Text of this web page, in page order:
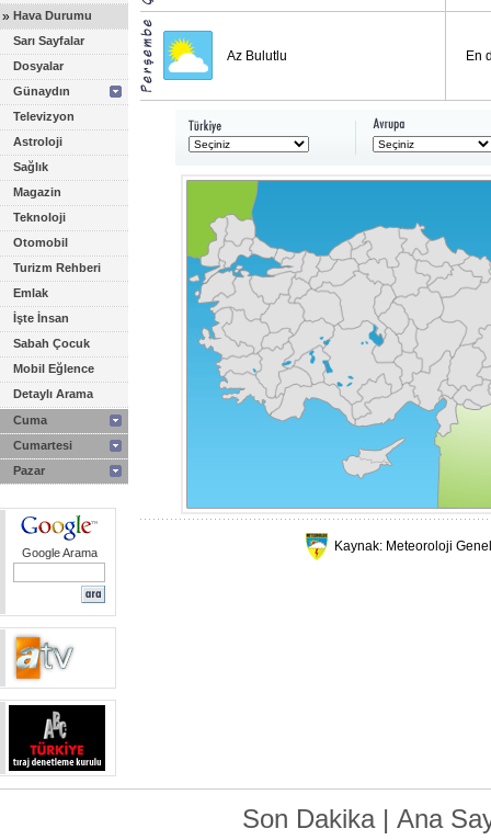
» Hava Durumu
Sarı Sayfalar
Dosyalar
Günaydın
Televizyon
Astroloji
Sağlık
Magazin
Teknoloji
Otomobil
Turizm Rehberi
Emlak
İşte İnsan
Sabah Çocuk
Mobil Eğlence
Detaylı Arama
Cuma
Cumartesi
Pazar
Google Arama
Az Bulutlu En
Kaynak: Meteoroloji
Son Dakika| Ana